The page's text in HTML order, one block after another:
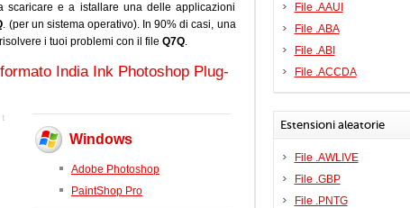
scaricare e a istallare una delle applicazioni
. (per un sistema operativo). In 90% di casi, una
i tuoi problemi con il file Q7Q.
India Ink Photoshop Plug-
Windows
Adobe Photoshop
PaintShop Pro
File .AAUI
File .ABA
File .ABI
File .ACCDA
Estensioni aleatorie
File .AWLIVE
File .GBP
File .PNTG